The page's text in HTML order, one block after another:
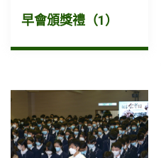
早會頒獎禮（1）